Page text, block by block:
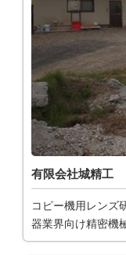
有限会社城精工
コピー機用レンズ
器業界向け精密機